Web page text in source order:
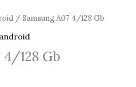
/ Samsung A07 4/128 Gb
4/128 Gb